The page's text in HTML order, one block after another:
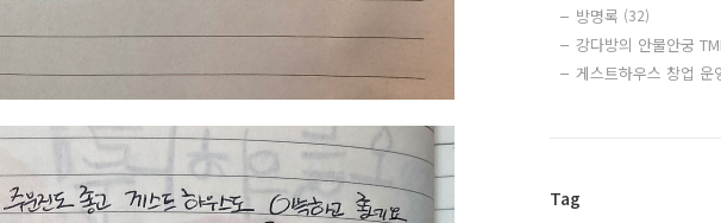
방명록 (32)
강다방의 안물안궁 TMI
게스트하우스 창업 운
Tag